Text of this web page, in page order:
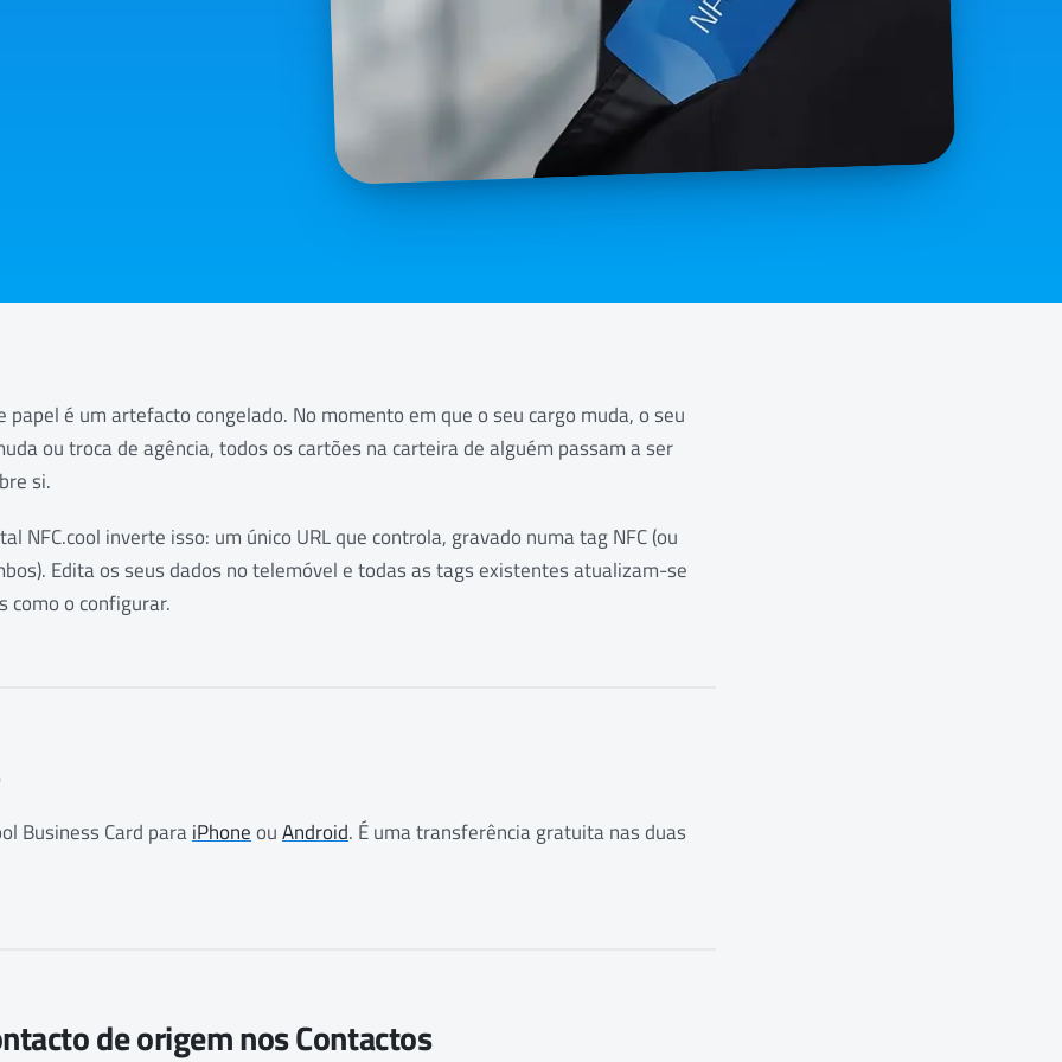
papel é um artefacto congelado. No momento em que o seu cargo muda, o seu
ou troca de agência, todos os cartões na carteira de alguém passam a ser
si.
NFC.cool inverte isso: um único URL que controla, gravado numa tag NFC (ou
Edita os seus dados no telemóvel e todas as tags existentes atualizam-se
como o configurar.
Business Card paraiPhoneouAndroid. É uma transferência gratuita nas duas
de origem nos Contactos